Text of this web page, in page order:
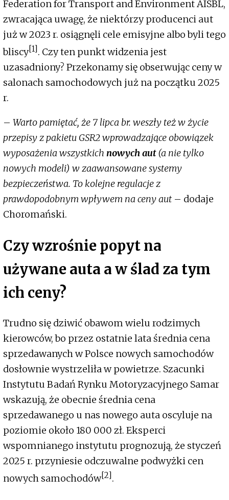
Federation for Transport and Environment AISBL,
zwracająca uwagę, że niektórzy producenci aut
już w 2023 r. osiągnęli cele emisyjne albo byli tego
bliscy[1] . Czy ten punkt widzenia jest
uzasadniony? Przekonamy się obserwując ceny w
salonach samochodowych już na początku 2025
r.
– Warto pamiętać, że 7 lipca br. weszły też w życie
przepisy z pakietu GSR2 wprowadzające obowiązek
wyposażenia wszystkich nowych aut(a nie tylko
nowych modeli) w zaawansowane systemy
bezpieczeństwa. To kolejne regulacje z
prawdopodobnym wpływem na ceny aut – dodaje
Choromański.
Czy wzrośnie popyt na
używane auta a w ślad za tym
ich ceny?
Trudno się dziwić obawom wielu rodzimych
kierowców, bo przez ostatnie lata średnia cena
sprzedawanych w Polsce nowych samochodów
dosłownie wystrzeliła w powietrze. Szacunki
Instytutu Badań Rynku Motoryzacyjnego Samar
wskazują, że obecnie średnia cena
sprzedawanego u nas nowego auta oscyluje na
poziomie około 180 000 zł. Eksperci
wspomnianego instytutu prognozują, że styczeń
2025 r. przyniesie odczuwalne podwyżki cen
nowych samochodów[2].